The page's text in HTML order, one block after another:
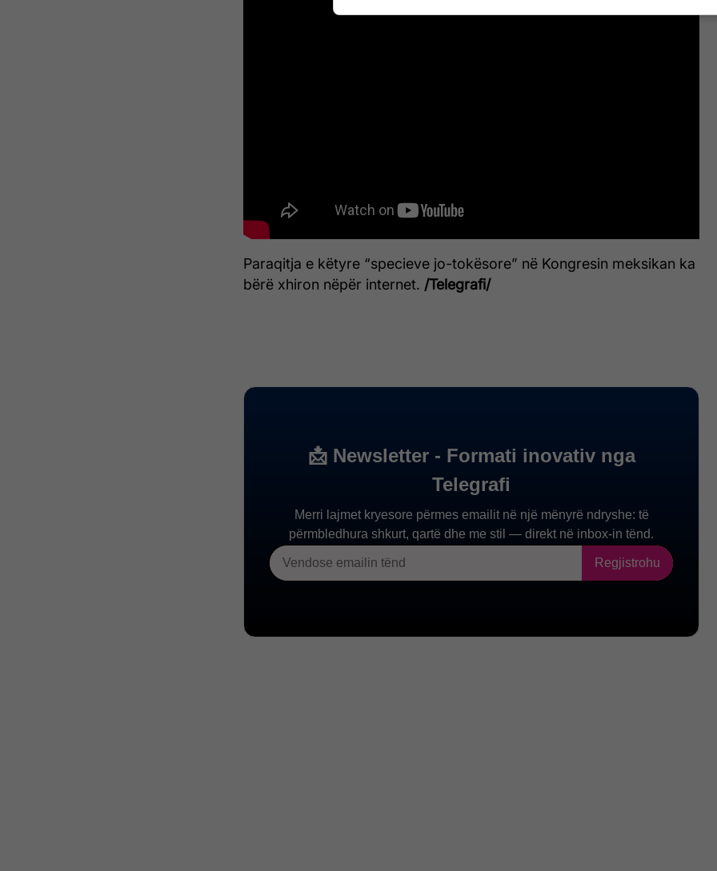
Paraqitja e këtyre “specieve jo-tokësore” në Kongresin meksikan ka
bërë xhiron nëpër internet. /Telegrafi/